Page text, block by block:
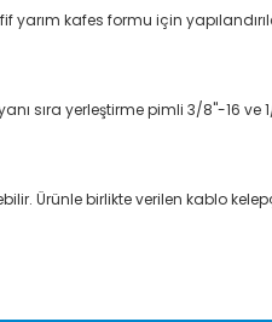
kafes formu için
sıra yerleştirme pimli 3/8"-16
Ürünle birlikte verilen kablo